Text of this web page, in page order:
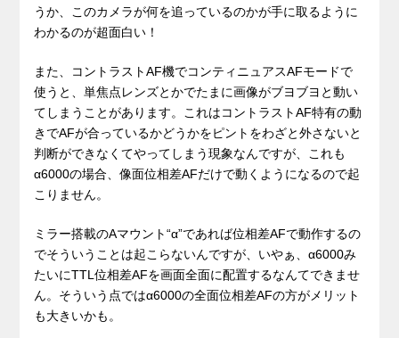
うか、このカメラが何を追っているのかが手に取るように
わかるのが超面白い！
また、コントラストAF機でコンティニュアスAFモードで
使うと、単焦点レンズとかでたまに画像がブヨブヨと動い
てしまうことがあります。これはコントラストAF特有の動
きでAFが合っているかどうかをピントをわざと外さないと
判断ができなくてやってしまう現象なんですが、これも
α6000の場合、像面位相差AFだけで動くようになるので起
こりません。
ミラー搭載のAマウント“α”であれば位相差AFで動作するの
でそういうことは起こらないんですが、いやぁ、α6000み
たいにTTL位相差AFを画面全面に配置するなんてできませ
ん。そういう点ではα6000の全面位相差AFの方がメリット
も大きいかも。